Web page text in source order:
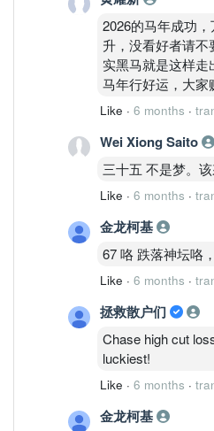
2026的马年成功
升，没看好者请
实黑马就是这样
马年行好运，大家
Like · 6 months ·
Wei Xiong Saito
三十五 不是梦。
Like · 6 months ·
金龙柯基
67 咯 跌落神坛咯
Like · 6 months ·
拯救散户们
Chase high cut
luckiest!
Like · 6 months ·
金龙柯基